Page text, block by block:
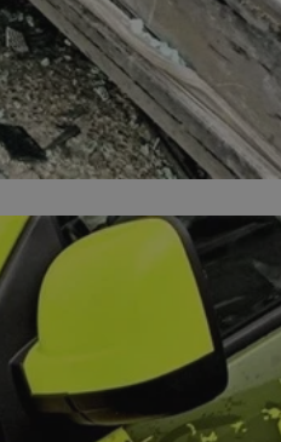
Rejestruje
ponownie
wygodę i
botów. Jest
temat
Jest